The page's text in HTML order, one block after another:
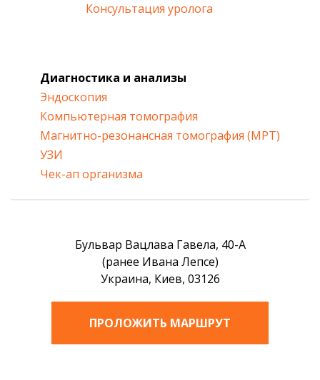
Консультация уролога
Диагностика и анализы
Эндоскопия
Компьютерная томография
Магнитно-резонансная томография (МРТ)
УЗИ
Чек-ап организма
Бульвар Вацлава Гавела, 40-А
(ранее Ивана Лепсе)
Украина, Киев, 03126
ПРОЛОЖИТЬ МАРШРУТ